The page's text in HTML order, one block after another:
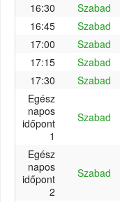
16:30 Szabad
16:45
Szabad
17:00
Szabad
17:15
Szabad
17:30
Szabad
Egész
napos
időpont
1
Szabad
Egész
napos
időpont
2
Szabad